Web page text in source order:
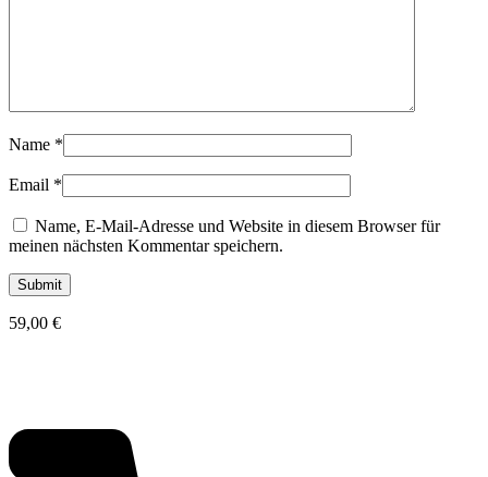
Name *
Email *
Name, E-Mail-Adresse und Website in diesem Browser für
meinen nächsten Kommentar speichern.
59,00 €